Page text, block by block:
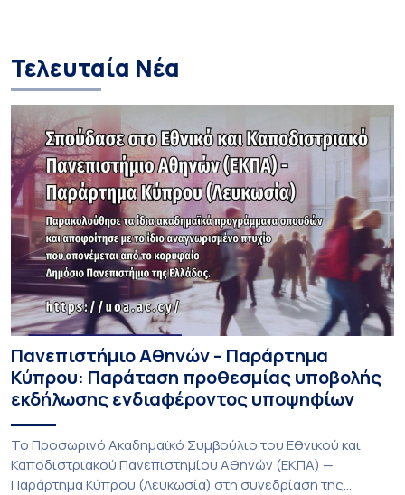
Τελευταία Νέα
Πανεπιστήμιο Αθηνών – Παράρτημα
Κύπρου: Παράταση προθεσμίας υποβολής
εκδήλωσης ενδιαφέροντος υποψηφίων
Το Προσωρινό Ακαδημαϊκό Συμβούλιο του Εθνικού και
Καποδιστριακού Πανεπιστημίου Αθηνών (ΕΚΠΑ) —
Παράρτημα Κύπρου (Λευκωσία) στη συνεδρίαση της